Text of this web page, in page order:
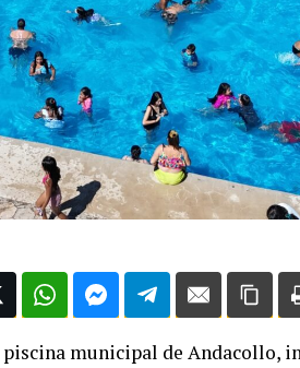
piscina municipal de Andacollo,